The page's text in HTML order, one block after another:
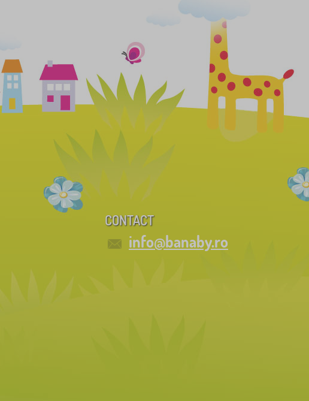
CONTACT
info@banaby.ro